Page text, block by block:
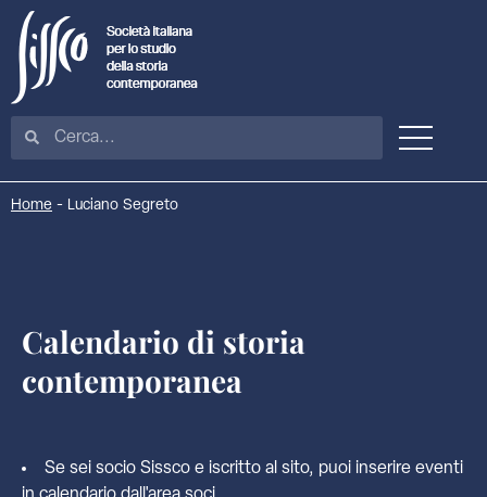
Home - Luciano Segreto
Calendario di storia
contemporanea
Se sei socio Sissco e iscritto al sito, puoi inserire eventi